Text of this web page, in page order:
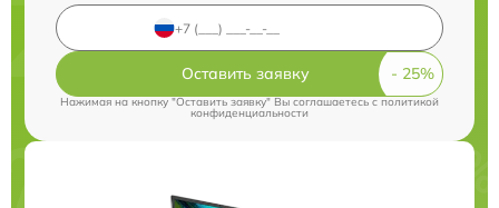
Оставить заявку
Нажимая на кнопку "Оставить заявку" Вы соглашаетесь cполитикой
конфиденциальности